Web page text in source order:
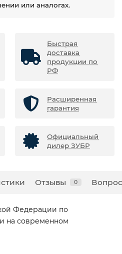
или аналогах.
Быстрая
доставка
продукции по
РФ
Расширенная
гарантия
Официальный
дилер ЗУБР
Отзывы 0
Федерации по
на современном